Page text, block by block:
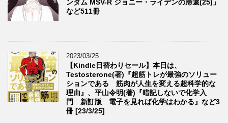
ンダム MSV-R ジョニー・ライデンの帰還(25)」
など511冊
2023/03/25
【Kindle日替わりセール】本日は、
Testosterone(著)『超筋トレが最強のソリュー
ションである 筋肉が人生を変える超科学的な
理由』、平山令明(著)『暗記しないで化学入
門 新訂版 電子を見れば化学はわかる』など3
冊 [23/3/25]